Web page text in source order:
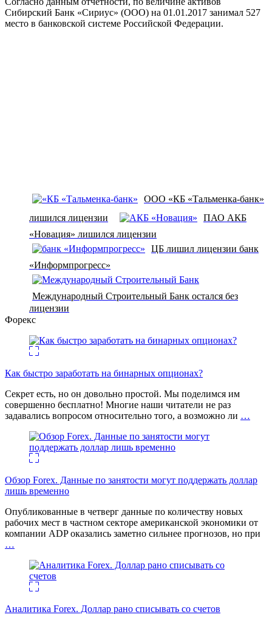
Сибирский Банк «Сириус» (ООО) на 01.01.2017 занимал 527
место в банковской системе Российской Федерации.
ООО «КБ «Тальменка-банк»
лишился лицензии
ПАО АКБ
«Новация» лишился лицензии
ЦБ лишил лицензии банк
«Информпрогресс»
Международный Строительный Банк остался без
лицензии
Форекс
Как быстро заработать на бинарных опционах?
Секрет есть, но он довольно простой. Мы поделимся им
совершенно бесплатно! Многие наши читатели не раз
задавались вопросом относительно того, а возможно ли …
Обзор Forex. Данные по занятости могут поддержать доллар
лишь временно
Опубликованные в четверг данные по количеству новых
рабочих мест в частном секторе американской экономики от
компании ADP оказались заметно сильнее прогнозов, но при
…
Аналитика Forex. Доллар рано списывать со счетов